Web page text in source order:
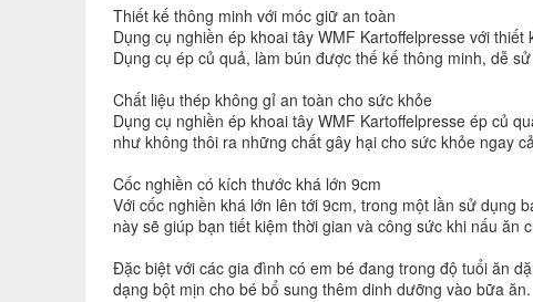
Thiết kế thông minh với móc giữ an toàn
Dụng cụ nghiền ép khoai tây WMF Kartoffelpresse với
Dụng cụ ép củ quả, làm bún được thế kế thông minh, dễ
Chất liệu thép không gỉ an toàn cho sức khỏe
Dụng cụ nghiền ép khoai tây WMF Kartoffelpresse ép củ
như không thôi ra những chất gây hại cho sức khỏe ngay
Cốc nghiền có kích thước khá lớn 9cm
Với cốc nghiền khá lớn lên tới 9cm, trong một lần sử dụng
này sẽ giúp bạn tiết kiệm thời gian và công sức khi nấu ăn
Đặc biệt với các gia đình có em bé đang trong độ tuổi ăn
dạng bột mịn cho bé bổ sung thêm dinh dưỡng vào bữa ăn.